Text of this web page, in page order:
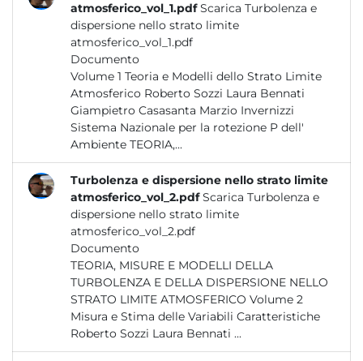
atmosferico_vol_1.pdf Scarica Turbolenza e
dispersione nello strato limite
atmosferico_vol_1.pdf
Documento
Volume 1 Teoria e Modelli dello Strato Limite
Atmosferico Roberto Sozzi Laura Bennati
Giampietro Casasanta Marzio Invernizzi
Sistema Nazionale per la rotezione P dell'
Ambiente TEORIA,...
Turbolenza e dispersione nello strato limite
atmosferico_vol_2.pdf Scarica Turbolenza e
dispersione nello strato limite
atmosferico_vol_2.pdf
Documento
TEORIA, MISURE E MODELLI DELLA
TURBOLENZA E DELLA DISPERSIONE NELLO
STRATO LIMITE ATMOSFERICO Volume 2
Misura e Stima delle Variabili Caratteristiche
Roberto Sozzi Laura Bennati ...